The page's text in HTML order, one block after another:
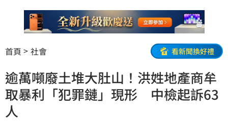
首頁 社會 看新聞換好禮
逾萬噸廢土堆大肚山！洪姓地產商牟
取暴利「犯罪鏈」現形 中檢起訴63
人